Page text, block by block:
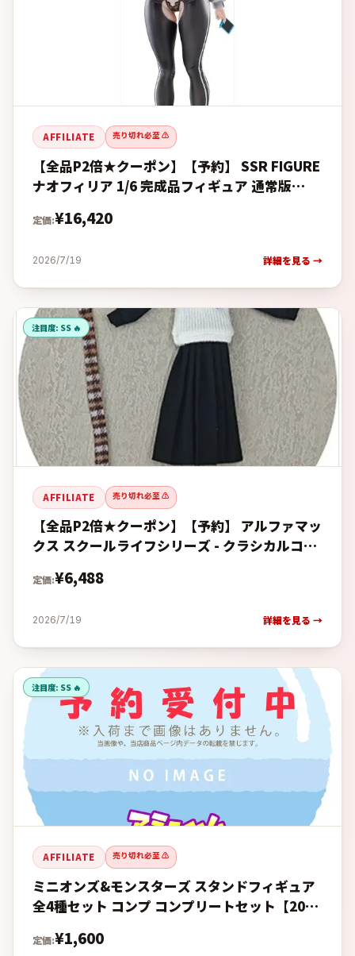
AFFILIATE 売り切れ必至 ⚠️
【全品P2倍★クーポン】【予約】 SSR FIGURE
ナオフィリア 1/6 完成品フィギュア 通常版
ド【楽天
定価:¥16,420
2026/7/19 詳細を見る →
注目度: SS 🔥
AFFILIATE 売り切れ必至 ⚠️
【全品P2倍★クーポン】【予約】 アルファマッ
クス スクールライフシリーズ - クラシカルコー
の予約・購
定価:¥6,488
2026/7/19 詳細を見る →
注目度: SS 🔥
AFFILIATE 売り切れ必至 ⚠️
ミニオンズ&モンスターズ スタンドフィギュア
全4種セット コンプ コンプリートセット【2026
Amazon価格
定価:¥1,600